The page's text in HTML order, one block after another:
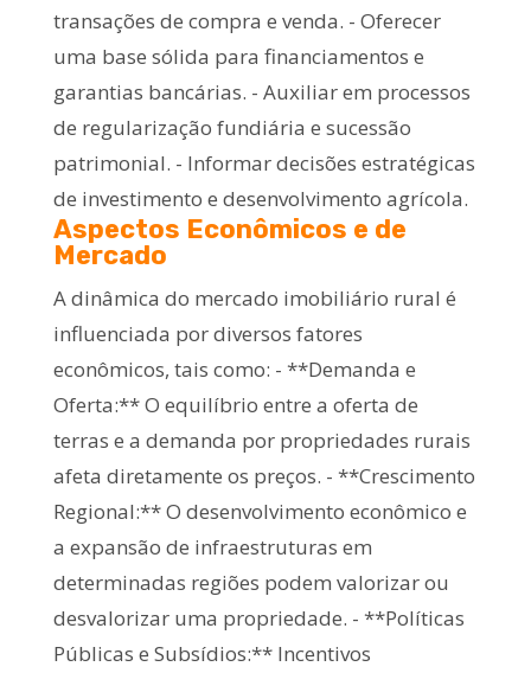
transações de compra e venda. - Oferecer
uma base sólida para financiamentos e
garantias bancárias. - Auxiliar em processos
de regularização fundiária e sucessão
patrimonial. - Informar decisões estratégicas
de investimento e desenvolvimento agrícola.
Aspectos Econômicos e de
Mercado
A dinâmica do mercado imobiliário rural é
influenciada por diversos fatores
econômicos, tais como: - **Demanda e
Oferta:** O equilíbrio entre a oferta de
terras e a demanda por propriedades rurais
afeta diretamente os preços. - **Crescimento
Regional:** O desenvolvimento econômico e
a expansão de infraestruturas em
determinadas regiões podem valorizar ou
desvalorizar uma propriedade. - **Políticas
Públicas e Subsídios:** Incentivos